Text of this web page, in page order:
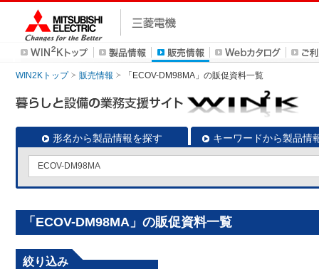
WIN2Kトップ 販売情報 「ECOV-DM98MA」の販促資料一覧
形名から製品情報を探す キーワードから製品情
「ECOV-DM98MA」の販促資料一覧
絞り込み